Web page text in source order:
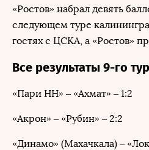
«Ростов» набрал девять
следующем туре
гостях с ЦСКА, а «Ростов»
Все результаты 9-го
«Пари НН» – «Ахмат» – 1:2
«Акрон» – «Рубин» – 2:2
«Динамо» (Махачкала) –